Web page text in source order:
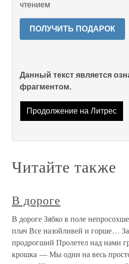
чтением
ПОЛУЧИТЬ ПОДАРОК
Данный текст является
фрагментом.
Продолжение на Литрес
Читайте также
В дороге
В дороге Зябко в поле
плач Все назойливей и горше…
продрогший Пролетел над нами
крошка — Мы одни на весь